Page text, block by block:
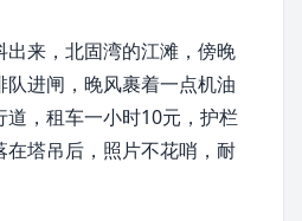
来，北固湾的江滩，傍晚
队进闸，晚风裹着一点机油
，租车一小时10元，护栏
塔吊后，照片不花哨，耐